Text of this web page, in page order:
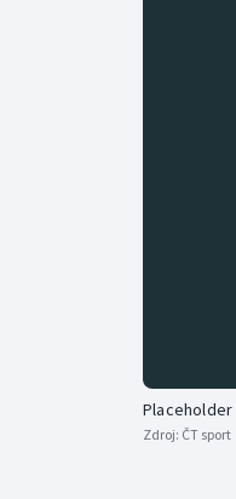
Placeholder
Zdroj: ČT sport